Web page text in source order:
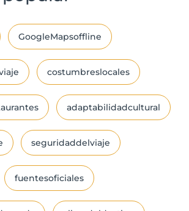
GoogleMapsoffline
costumbreslocales
adaptabilidadcultural
seguridaddelviaje
fuentesoficiales